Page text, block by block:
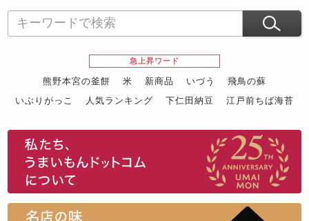
急上昇ワード
熊野本宮の釜餅 米 新商品 いづう
飛鳥の蘇
いぶりがっこ
人気ランキング 下仁田納豆
江戸前ちば海苔